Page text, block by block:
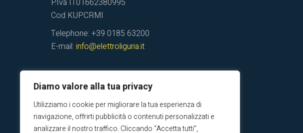
Diamo valore alla tua privacy
Utilizziamo i cookie per migliorare la tua esperienza di
navigazione, offrirti pubblicità o contenuti personalizzati e
analizzare il nostro traffico. Cliccando “Accetta tutti”,
P.Iva IT01662380995
Cod KUPCRMI
Telephone: +39 0185 63200
E-mail: info@elettroliguria.it